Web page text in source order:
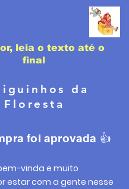
leia o texto até o
final
da
Floresta
foi aprovada 👍
vinda e muito
estar com a gente nesse